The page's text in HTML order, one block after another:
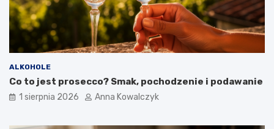
ALKOHOLE
Co to jest prosecco? Smak, pochodzenie i podawanie
1 sierpnia 2026 Anna Kowalczyk